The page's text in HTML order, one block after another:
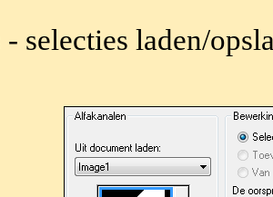
- selecties laden/